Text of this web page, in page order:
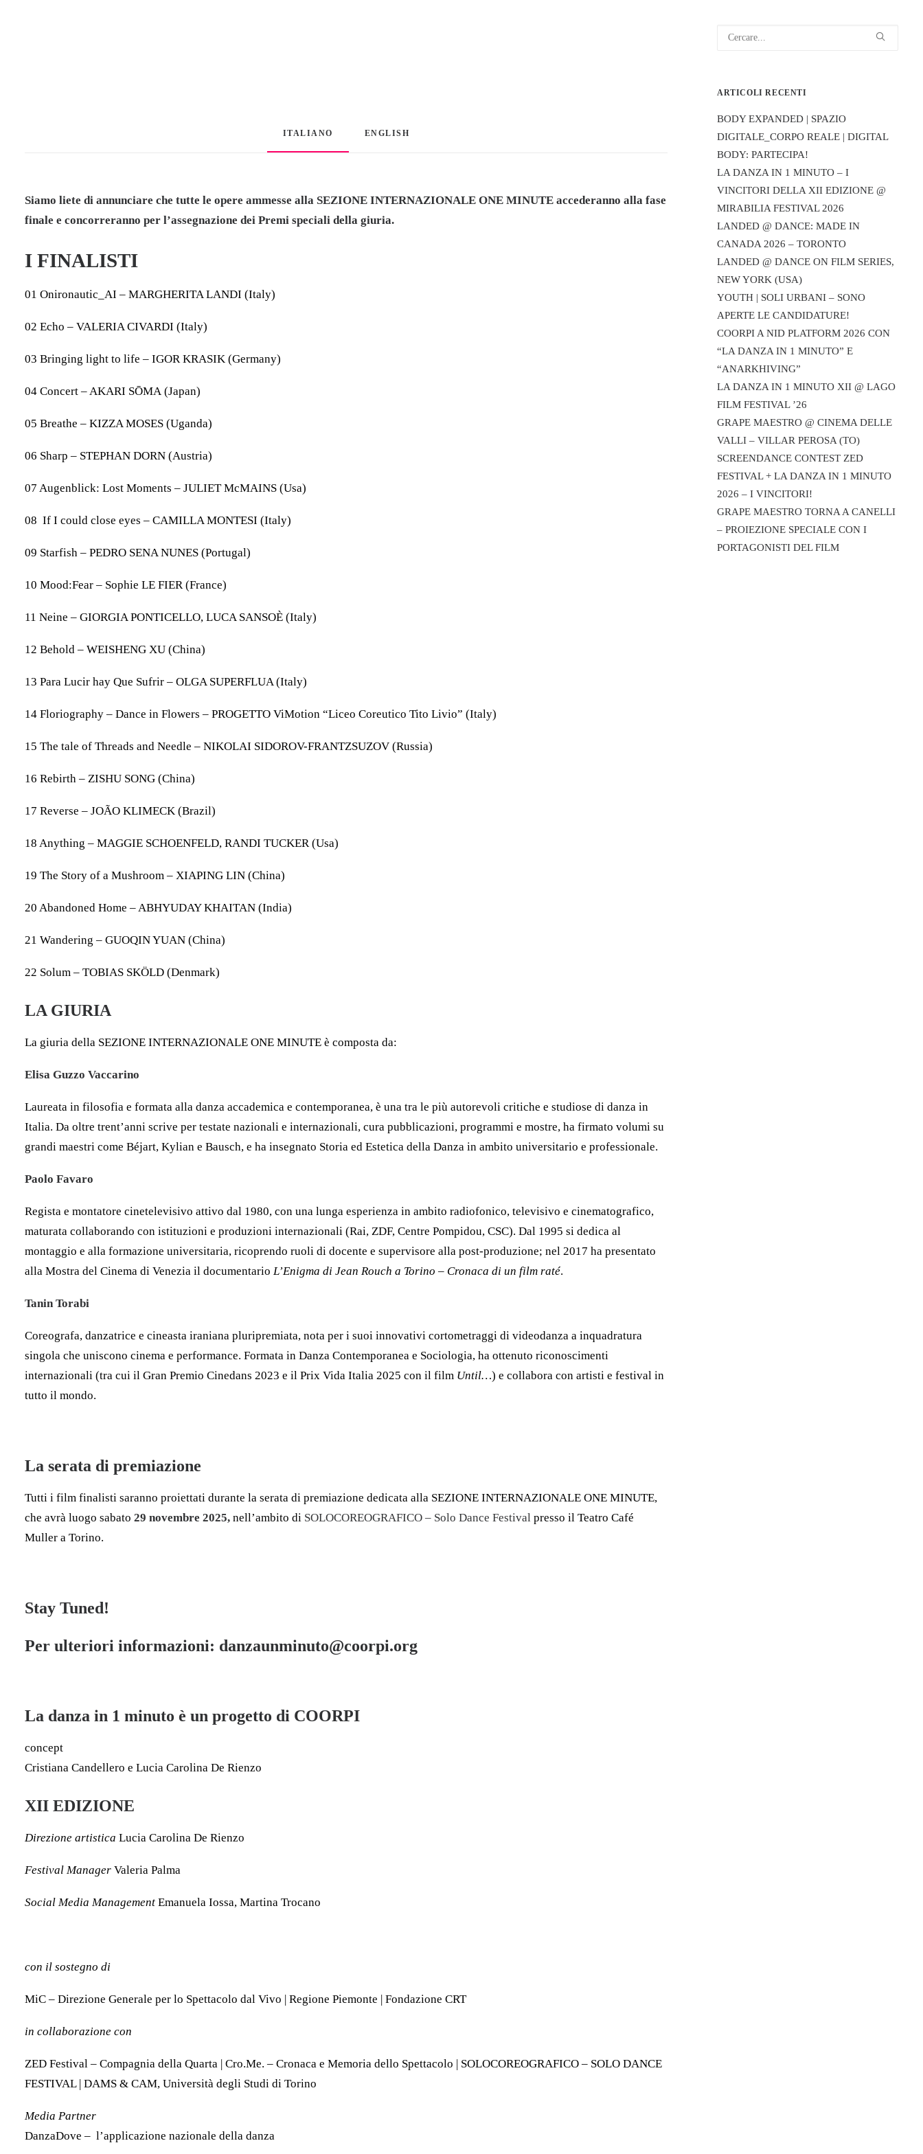
ITALIANO ENGLISH
Siamo liete di annunciare che tutte le opere ammesse alla SEZIONE INTERNAZIONALE ONE MINUTE accederanno alla fase
finale e concorreranno per l’assegnazione dei Premi speciali della giuria.
I FINALISTI
01 Onironautic_AI – MARGHERITA LANDI (Italy)
02 Echo – VALERIA CIVARDI (Italy)
03 Bringing light to life – IGOR KRASIK (Germany)
04 Concert – AKARI SŌMA (Japan)
05 Breathe – KIZZA MOSES (Uganda)
06 Sharp – STEPHAN DORN (Austria)
07 Augenblick: Lost Moments – JULIET McMAINS (Usa)
08 If I could close eyes – CAMILLA MONTESI (Italy)
09 Starfish – PEDRO SENA NUNES (Portugal)
10 Mood:Fear – Sophie LE FIER (France)
11 Neine – GIORGIA PONTICELLO, LUCA SANSOÈ (Italy)
12 Behold – WEISHENG XU (China)
13 Para Lucir hay Que Sufrir – OLGA SUPERFLUA (Italy)
14 Floriography – Dance in Flowers – PROGETTO ViMotion “Liceo Coreutico Tito Livio” (Italy)
15 The tale of Threads and Needle – NIKOLAI SIDOROV-FRANTZSUZOV (Russia)
16 Rebirth – ZISHU SONG (China)
17 Reverse – JOÃO KLIMECK (Brazil)
18 Anything – MAGGIE SCHOENFELD, RANDI TUCKER (Usa)
19 The Story of a Mushroom – XIAPING LIN (China)
20 Abandoned Home – ABHYUDAY KHAITAN (India)
21 Wandering – GUOQIN YUAN (China)
22 Solum – TOBIAS SKÖLD (Denmark)
LA GIURIA
La giuria della SEZIONE INTERNAZIONALE ONE MINUTE è composta da:
Elisa Guzzo Vaccarino
Laureata in filosofia e formata alla danza accademica e contemporanea, è una tra le più autorevoli critiche e studiose di danza in
Italia. Da oltre trent’anni scrive per testate nazionali e internazionali, cura pubblicazioni, programmi e mostre, ha firmato volumi su
grandi maestri come Béjart, Kylian e Bausch, e ha insegnato Storia ed Estetica della Danza in ambito universitario e professionale.
Paolo Favaro
Regista e montatore cinetelevisivo attivo dal 1980, con una lunga esperienza in ambito radiofonico, televisivo e cinematografico,
maturata collaborando con istituzioni e produzioni internazionali (Rai, ZDF, Centre Pompidou, CSC). Dal 1995 si dedica al
montaggio e alla formazione universitaria, ricoprendo ruoli di docente e supervisore alla post-produzione; nel 2017 ha presentato
alla Mostra del Cinema di Venezia il documentario L’Enigma di Jean Rouch a Torino – Cronaca di un film raté.
Tanin Torabi
Coreografa, danzatrice e cineasta iraniana pluripremiata, nota per i suoi innovativi cortometraggi di videodanza a inquadratura
singola che uniscono cinema e performance. Formata in Danza Contemporanea e Sociologia, ha ottenuto riconoscimenti
internazionali (tra cui il Gran Premio Cinedans 2023 e il Prix Vida Italia 2025 con il film Until…) e collabora con artisti e festival in
tutto il mondo.
La serata di premiazione
Tutti i film finalisti saranno proiettati durante la serata di premiazione dedicata alla SEZIONE INTERNAZIONALE ONE MINUTE,
che avrà luogo sabato 29 novembre 2025, nell’ambito di SOLOCOREOGRAFICO – Solo Dance Festival presso il Teatro Café
Muller a Torino.
Stay Tuned!
Per ulteriori informazioni: danzaunminuto@coorpi.org
La danza in 1 minuto è un progetto di COORPI
concept
Cristiana Candellero e Lucia Carolina De Rienzo
XII EDIZIONE
Direzione artistica Lucia Carolina De Rienzo
Festival Manager Valeria Palma
Social Media Management Emanuela Iossa, Martina Trocano
con il sostegno di
MiC – Direzione Generale per lo Spettacolo dal Vivo | Regione Piemonte | Fondazione CRT
in collaborazione con
ZED Festival – Compagnia della Quarta | Cro.Me. – Cronaca e Memoria dello Spettacolo | SOLOCOREOGRAFICO – SOLO DANCE
FESTIVAL | DAMS & CAM, Università degli Studi di Torino
Media Partner
DanzaDove – ​​l’applicazione nazionale della danza
ARTICOLI RECENTI
BODY EXPANDED | SPAZIO
DIGITALE_CORPO REALE | DIGITAL
BODY: PARTECIPA!
LA DANZA IN 1 MINUTO – I
VINCITORI DELLA XII EDIZIONE @
MIRABILIA FESTIVAL 2026
LANDED @ DANCE: MADE IN
CANADA 2026 – TORONTO
LANDED @ DANCE ON FILM SERIES,
NEW YORK (USA)
YOUTH | SOLI URBANI – SONO
APERTE LE CANDIDATURE!
COORPI A NID PLATFORM 2026 CON
“LA DANZA IN 1 MINUTO” E
“ANARKHIVING”
LA DANZA IN 1 MINUTO XII @ LAGO
FILM FESTIVAL ’26
GRAPE MAESTRO @ CINEMA DELLE
VALLI – VILLAR PEROSA (TO)
SCREENDANCE CONTEST ZED
FESTIVAL + LA DANZA IN 1 MINUTO
2026 – I VINCITORI!
GRAPE MAESTRO TORNA A CANELLI
– PROIEZIONE SPECIALE CON I
PORTAGONISTI DEL FILM